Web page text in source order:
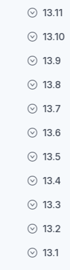
13.11
13.10
13.9
13.8
13.7
13.6
13.5
13.4
13.3
13.2
13.1